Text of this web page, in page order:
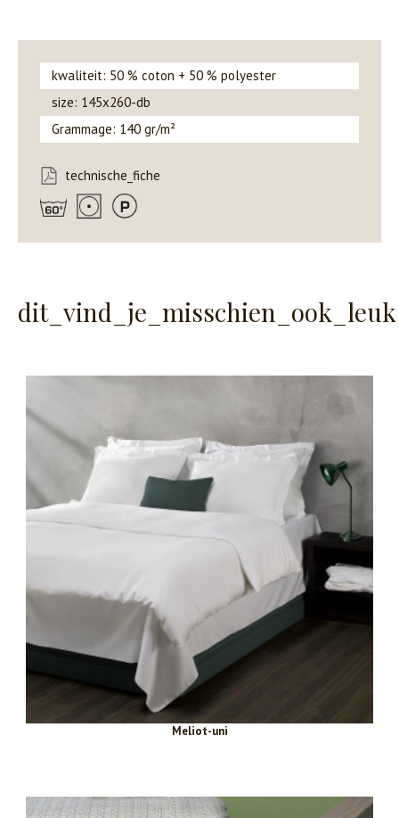
kwaliteit: 50 % coton + 50 % polyester
size: 145x260-db
Grammage: 140 gr/m²
technische_fiche
dit_vind_je_misschien_ook_leuk
Meliot-uni